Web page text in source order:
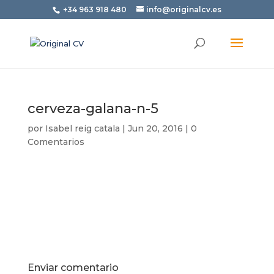
+34 963 918 480 info@originalcv.es
cerveza-galana-n-5
por Isabel reig catala | Jun 20, 2016 | 0
Comentarios
Enviar comentario